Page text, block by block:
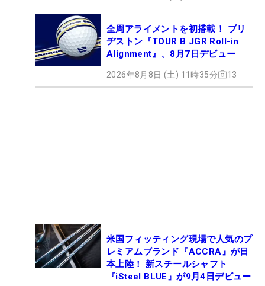
全周アライメントを初搭載！ ブリ
ヂストン『TOUR B JGR Roll-in
Alignment』、8月7日デビュー
2026年8月8日 (土) 11時35分 13
米国フィッティング現場で人気のプ
レミアムブランド『ACCRA』が日
本上陸！ 新スチールシャフト
『iSteel BLUE』が9月4日デビュー